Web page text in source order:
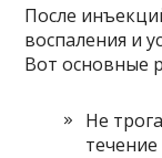
После
воспаления и
Вот основные
Не